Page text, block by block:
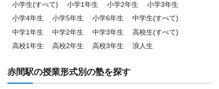
小学生(すべて) 小学1年生 小学2年生
小学3年生
小学4年生
小学5年生 小学6年生
中学生(すべて)
中学1年生
中学2年生 中学3年生
高校生(すべて)
高校1年生
高校2年生 高校3年生 浪人生
赤間駅の授業形式別の塾を探す